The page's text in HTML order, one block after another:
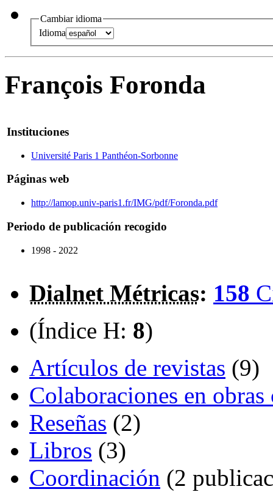
Cambiar idioma
Idioma
François Foronda
Instituciones
Université Paris 1 Panthéon-Sorbonne
Páginas web
http://lamop.univ-paris1.fr/IMG/pdf/Foronda.pdf
Periodo de publicación recogido
1998 - 2022
Dialnet Métricas: 158
(Índice H: 8)
Artículos de revistas (9)
Colaboraciones en
Reseñas (2)
Libros (3)
Coordinación (2